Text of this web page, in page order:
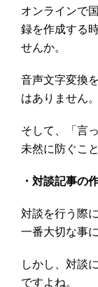
オンラインで
録を作成する
せんか。
音声文字変換
はありません。
そして、「言
未然に防ぐこ
・対談記事の
対談を行う際
一番大切な事
しかし、対談
ですよね。